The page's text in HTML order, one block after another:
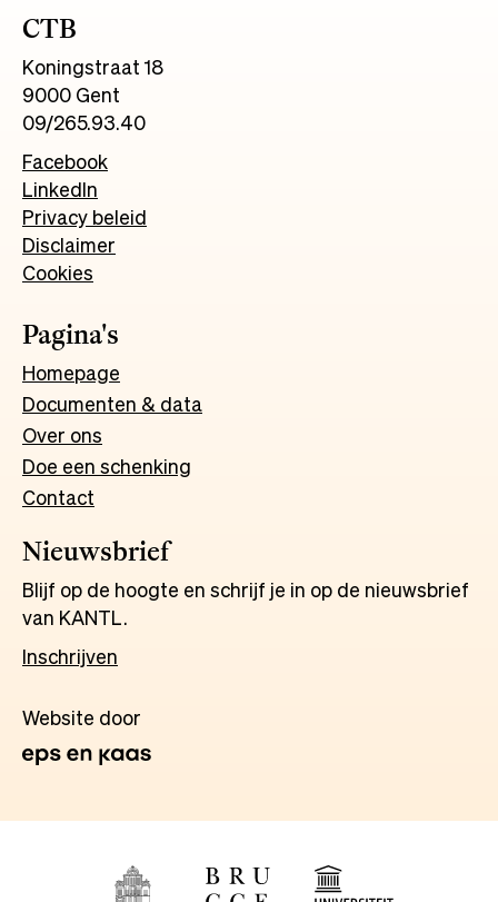
CTB
Koningstraat 18
9000 Gent
09/265.93.40
Facebook
LinkedIn
Privacy beleid
Disclaimer
Cookies
Pagina's
Homepage
Documenten & data
Over ons
Doe een schenking
Contact
Nieuwsbrief
Blijf op de hoogte en schrijf je in op de nieuwsbrief
van KANTL.
Inschrijven
Website door